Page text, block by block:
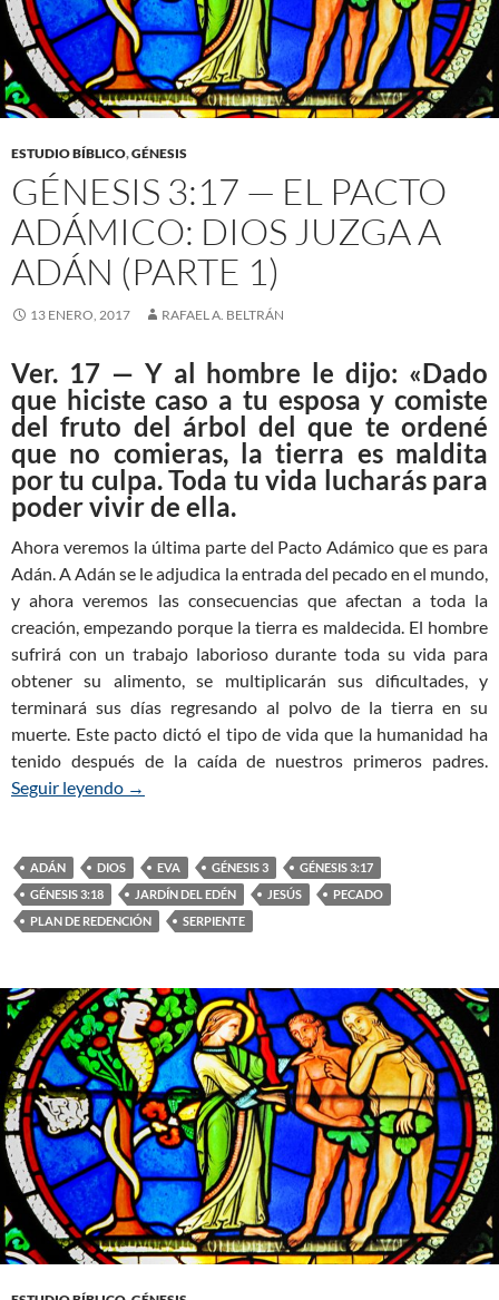
ESTUDIO BÍBLICO,GÉNESIS
GÉNESIS 3:17 — EL PACTO
ADÁMICO: DIOS JUZGA A
ADÁN (PARTE 1)
13 ENERO, 2017 RAFAEL A. BELTRÁN
Ver. 17 — Y al hombre le dijo: «Dado
que hiciste caso a tu esposa y comiste
del fruto del árbol del que te ordené
que no comieras, la tierra es maldita
por tu culpa. Toda tu vida lucharás para
poder vivir de ella.
Ahora veremos la última parte del Pacto Adámico que es para
Adán. A Adán se le adjudica la entrada del pecado en el mundo,
y ahora veremos las consecuencias que afectan a toda la
creación, empezando porque la tierra es maldecida. El hombre
sufrirá con un trabajo laborioso durante toda su vida para
obtener su alimento, se multiplicarán sus dificultades, y
terminará sus días regresando al polvo de la tierra en su
muerte. Este pacto dictó el tipo de vida que la humanidad ha
tenido después de la caída de nuestros primeros padres.
Seguir leyendo Génesis 3:17 — El Pacto Adámico: Dios juzga a
→
ADÁN DIOS EVA GÉNESIS 3
GÉNESIS 3:17
GÉNESIS 3:18
JARDÍN DEL EDÉN JESÚS
PECADO
PLAN DE REDENCIÓN
SERPIENTE